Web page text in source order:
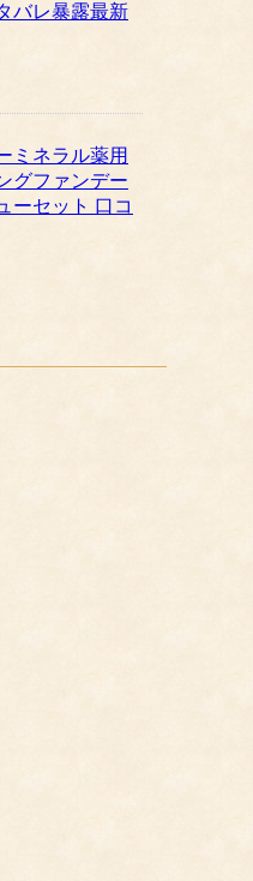
バレ暴露最新
ミネラル薬用
グファンデー
ーセット 口コ